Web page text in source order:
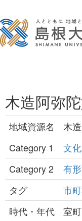
木造阿弥
地域資源名
木
Category 1
文
Category 2
有
タグ
市
時代・年代
室